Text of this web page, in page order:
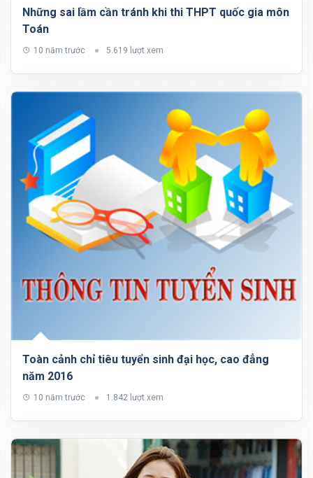
Những sai lầm cần tránh khi thi THPT quốc gia môn
Toán
10 năm trước 5.619 lượt xem
Toàn cảnh chỉ tiêu tuyển sinh đại học, cao đẳng
năm 2016
10 năm trước 1.842 lượt xem